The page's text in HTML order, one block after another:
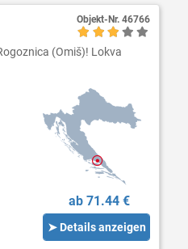
(Omiš)! Lokva
ab 71.44 €
➤ Details anzeigen
Objekt-Nr. 46766